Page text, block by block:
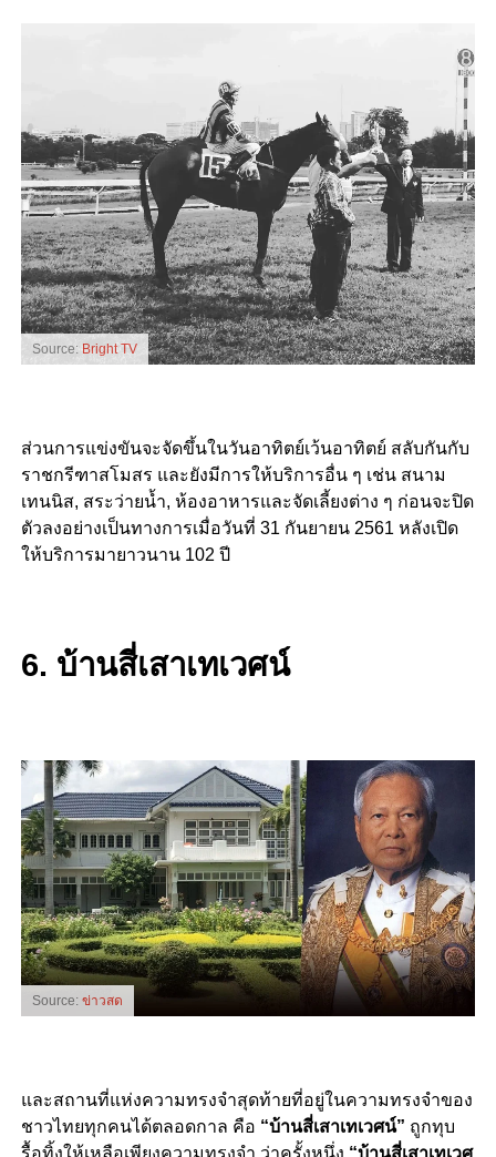
Source: Bright TV
ส่วนการแข่งขันจะจัดขึ้นในวันอาทิตย์เว้นอาทิตย์ สลับกันกับ
ราชกรีฑาสโมสร และยังมีการให้บริการอื่น ๆ เช่น สนาม
เทนนิส, สระว่ายน้ำ, ห้องอาหารและจัดเลี้ยงต่าง ๆ ก่อนจะปิด
ตัวลงอย่างเป็นทางการเมื่อวันที่ 31 กันยายน 2561 หลังเปิด
ให้บริการมายาวนาน 102 ปี
6. บ้านสี่เสาเทเวศน์
Source: ข่าวสด
และสถานที่แห่งความทรงจำสุดท้ายที่อยู่ในความทรงจำของ
ชาวไทยทุกคนได้ตลอดกาล คือ “บ้านสี่เสาเทเวศน์” ถูกทุบ
รื้อทิ้งให้เหลือเพียงความทรงจำ ว่าครั้งหนึ่ง “บ้านสี่เสาเทเวศ